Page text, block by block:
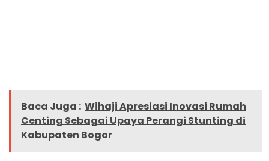
Baca Juga : Wihaji Apresiasi Inovasi Rumah
Centing Sebagai Upaya Perangi Stunting di
Kabupaten Bogor